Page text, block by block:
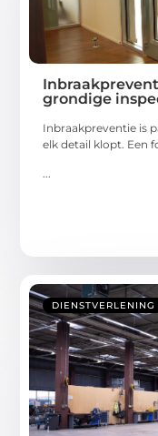
grondige
Inbraakpreventie is
elk detail klopt. Een
...
DIENSTVERLENING